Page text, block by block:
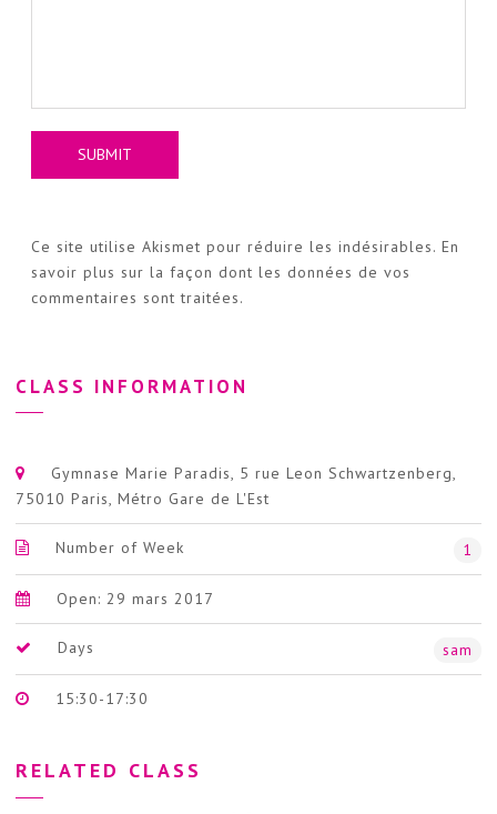
Ce site utilise Akismet pour réduire les indésirables. En
savoir plus sur la façon dont les données de vos
commentaires sont traitées.
CLASS INFORMATION
Gymnase Marie Paradis, 5 rue Leon Schwartzenberg,
75010 Paris, Métro Gare de L'Est
Number of Week 1
Open: 29 mars 2017
Days sam
15:30-17:30
RELATED CLASS